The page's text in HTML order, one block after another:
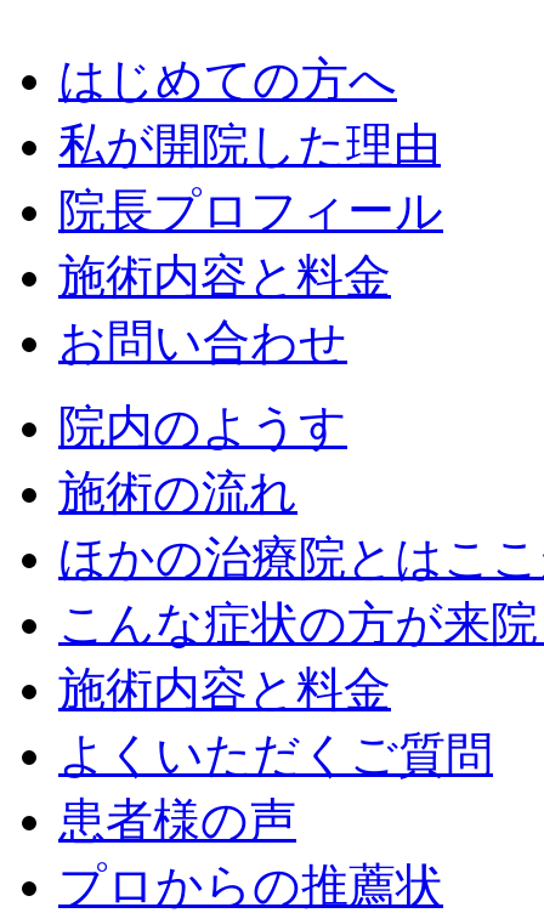
はじめての方へ
私が開院した理由
院長プロフィール
施術内容と料金
お問い合わせ
院内のようす
施術の流れ
ほかの治療院とはこ
こんな症状の方が来
施術内容と料金
よくいただくご質問
患者様の声
プロからの推薦状